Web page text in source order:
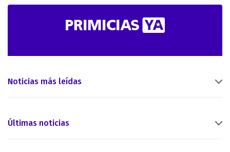
Noticias más leídas
Últimas noticias